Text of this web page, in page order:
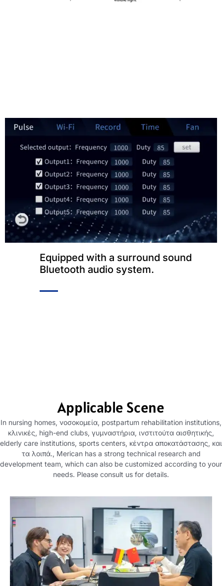
Equipped with a surround sound
Bluetooth audio system.
Applicable Scene
In nursing homes, νοσοκομεία, postpartum rehabilitation institutions,
κλινικές, high-end clubs, γυμναστήρια, ινστιτούτα αισθητικής,
elderly care institutions, sports centers, κέντρα αποκατάστασης, και
τα λοιπά., Merican has a strong technical research and
development team, which can also be customized according to your
needs. Please consult us for details.